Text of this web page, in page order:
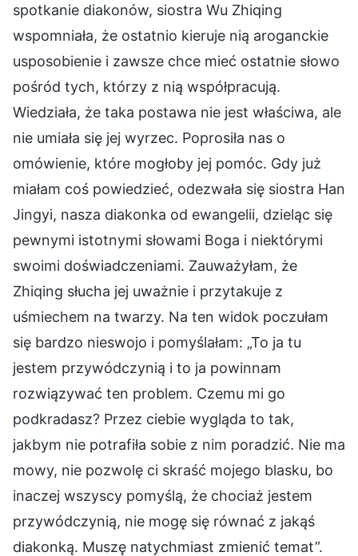
spotkanie diakonów, siostra Wu Zhiqing
wspomniała, że ostatnio kieruje nią aroganckie
usposobienie i zawsze chce mieć ostatnie słowo
pośród tych, którzy z nią współpracują.
Wiedziała, że taka postawa nie jest właściwa, ale
nie umiała się jej wyrzec. Poprosiła nas o
omówienie, które mogłoby jej pomóc. Gdy już
miałam coś powiedzieć, odezwała się siostra Han
Jingyi, nasza diakonka od ewangelii, dzieląc się
pewnymi istotnymi słowami Boga i niektórymi
swoimi doświadczeniami. Zauważyłam, że
Zhiqing słucha jej uważnie i przytakuje z
uśmiechem na twarzy. Na ten widok poczułam
się bardzo nieswojo i pomyślałam: „To ja tu
jestem przywódczynią i to ja powinnam
rozwiązywać ten problem. Czemu mi go
podkradasz? Przez ciebie wygląda to tak,
jakbym nie potrafiła sobie z nim poradzić. Nie ma
mowy, nie pozwolę ci skraść mojego blasku, bo
inaczej wszyscy pomyślą, że chociaż jestem
przywódczynią, nie mogę się równać z jakąś
diakonką. Muszę natychmiast zmienić temat”.